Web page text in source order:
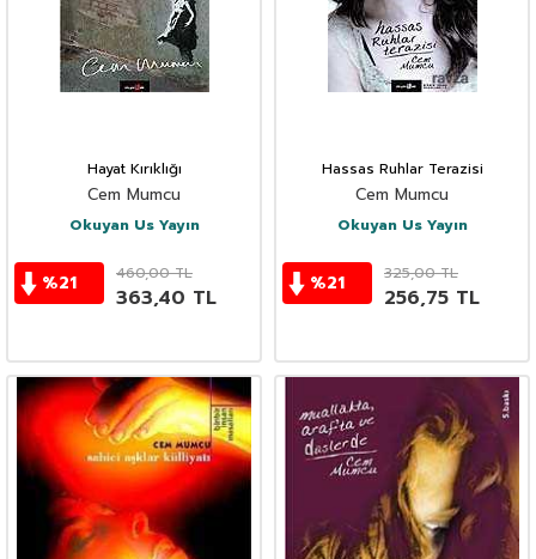
Hayat Kırıklığı
Cem Mumcu
Okuyan Us Yayın
%21 460,00TL
363,40 TL
Hassas Ruhlar Terazisi
Cem Mumcu
Okuyan Us Yayın
%21 325,00TL
256,75 TL